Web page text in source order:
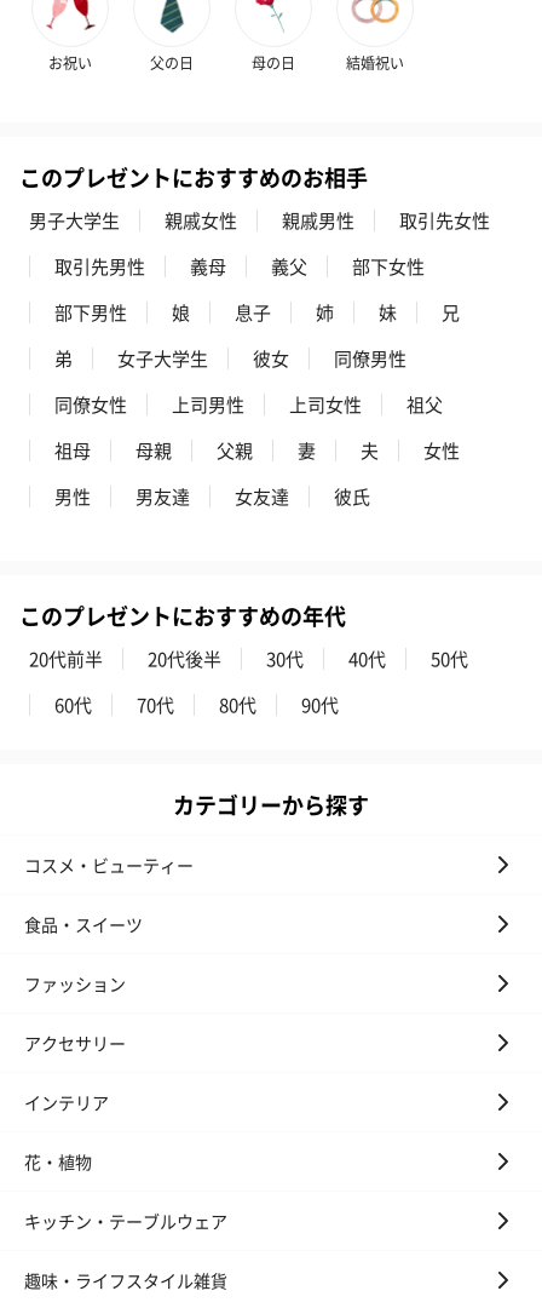
お祝い 父の日 母の日 結婚祝い
このプレゼントにおすすめのお相手
男子大学生 親戚女性 親戚男性
取引先女性
取引先男性
義母 義父
部下女性
部下男性
娘 息子 姉 妹
兄
弟
女子大学生 彼女
同僚男性
同僚女性
上司男性 上司女性
祖父
祖母
母親 父親 妻 夫
女性
男性
男友達 女友達 彼氏
このプレゼントにおすすめの年代
20代前半 20代後半 30代 40代
50代
60代
70代 80代 90代
カテゴリーから探す
コスメ・ビューティー
食品・スイーツ
ファッション
アクセサリー
インテリア
花・植物
キッチン・テーブルウェア
趣味・ライフスタイル雑貨